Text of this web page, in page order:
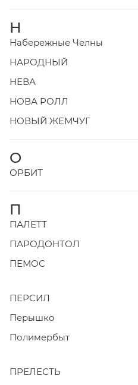
Н
Набережные Челны
НАРОДНЫЙ
НЕВА
НОВА РОЛЛ
НОВЫЙ ЖЕМЧУГ
О
ОРБИТ
П
ПАЛЕТТ
ПАРОДОНТОЛ
ПЕМОС
ПЕРСИЛ
Перышко
Полимербыт
ПРЕЛЕСТЬ